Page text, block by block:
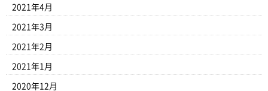
2021年4月
2021年3月
2021年2月
2021年1月
2020年12月